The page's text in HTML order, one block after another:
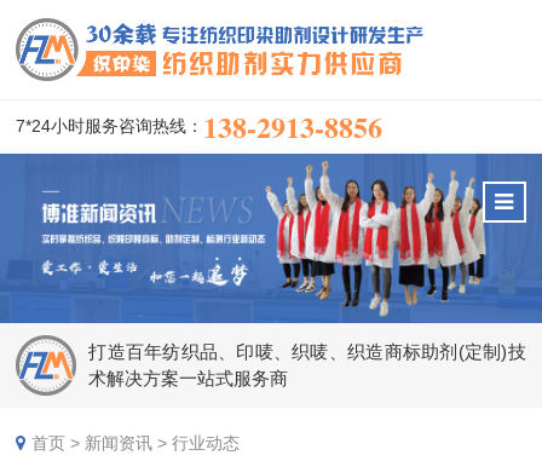
7*24小时服务咨询热线： 138-2913-8856
打造百年纺织品、印唛、织唛、织造商标助剂(定制)技
术解决方案一站式服务商
首页 > 新闻资讯 >行业动态